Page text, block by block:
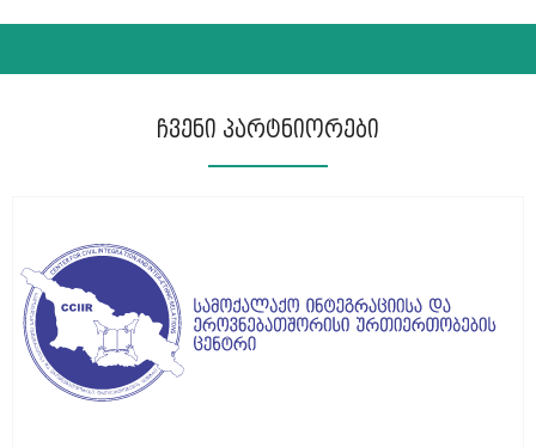
ჩვენი პარტნიორები